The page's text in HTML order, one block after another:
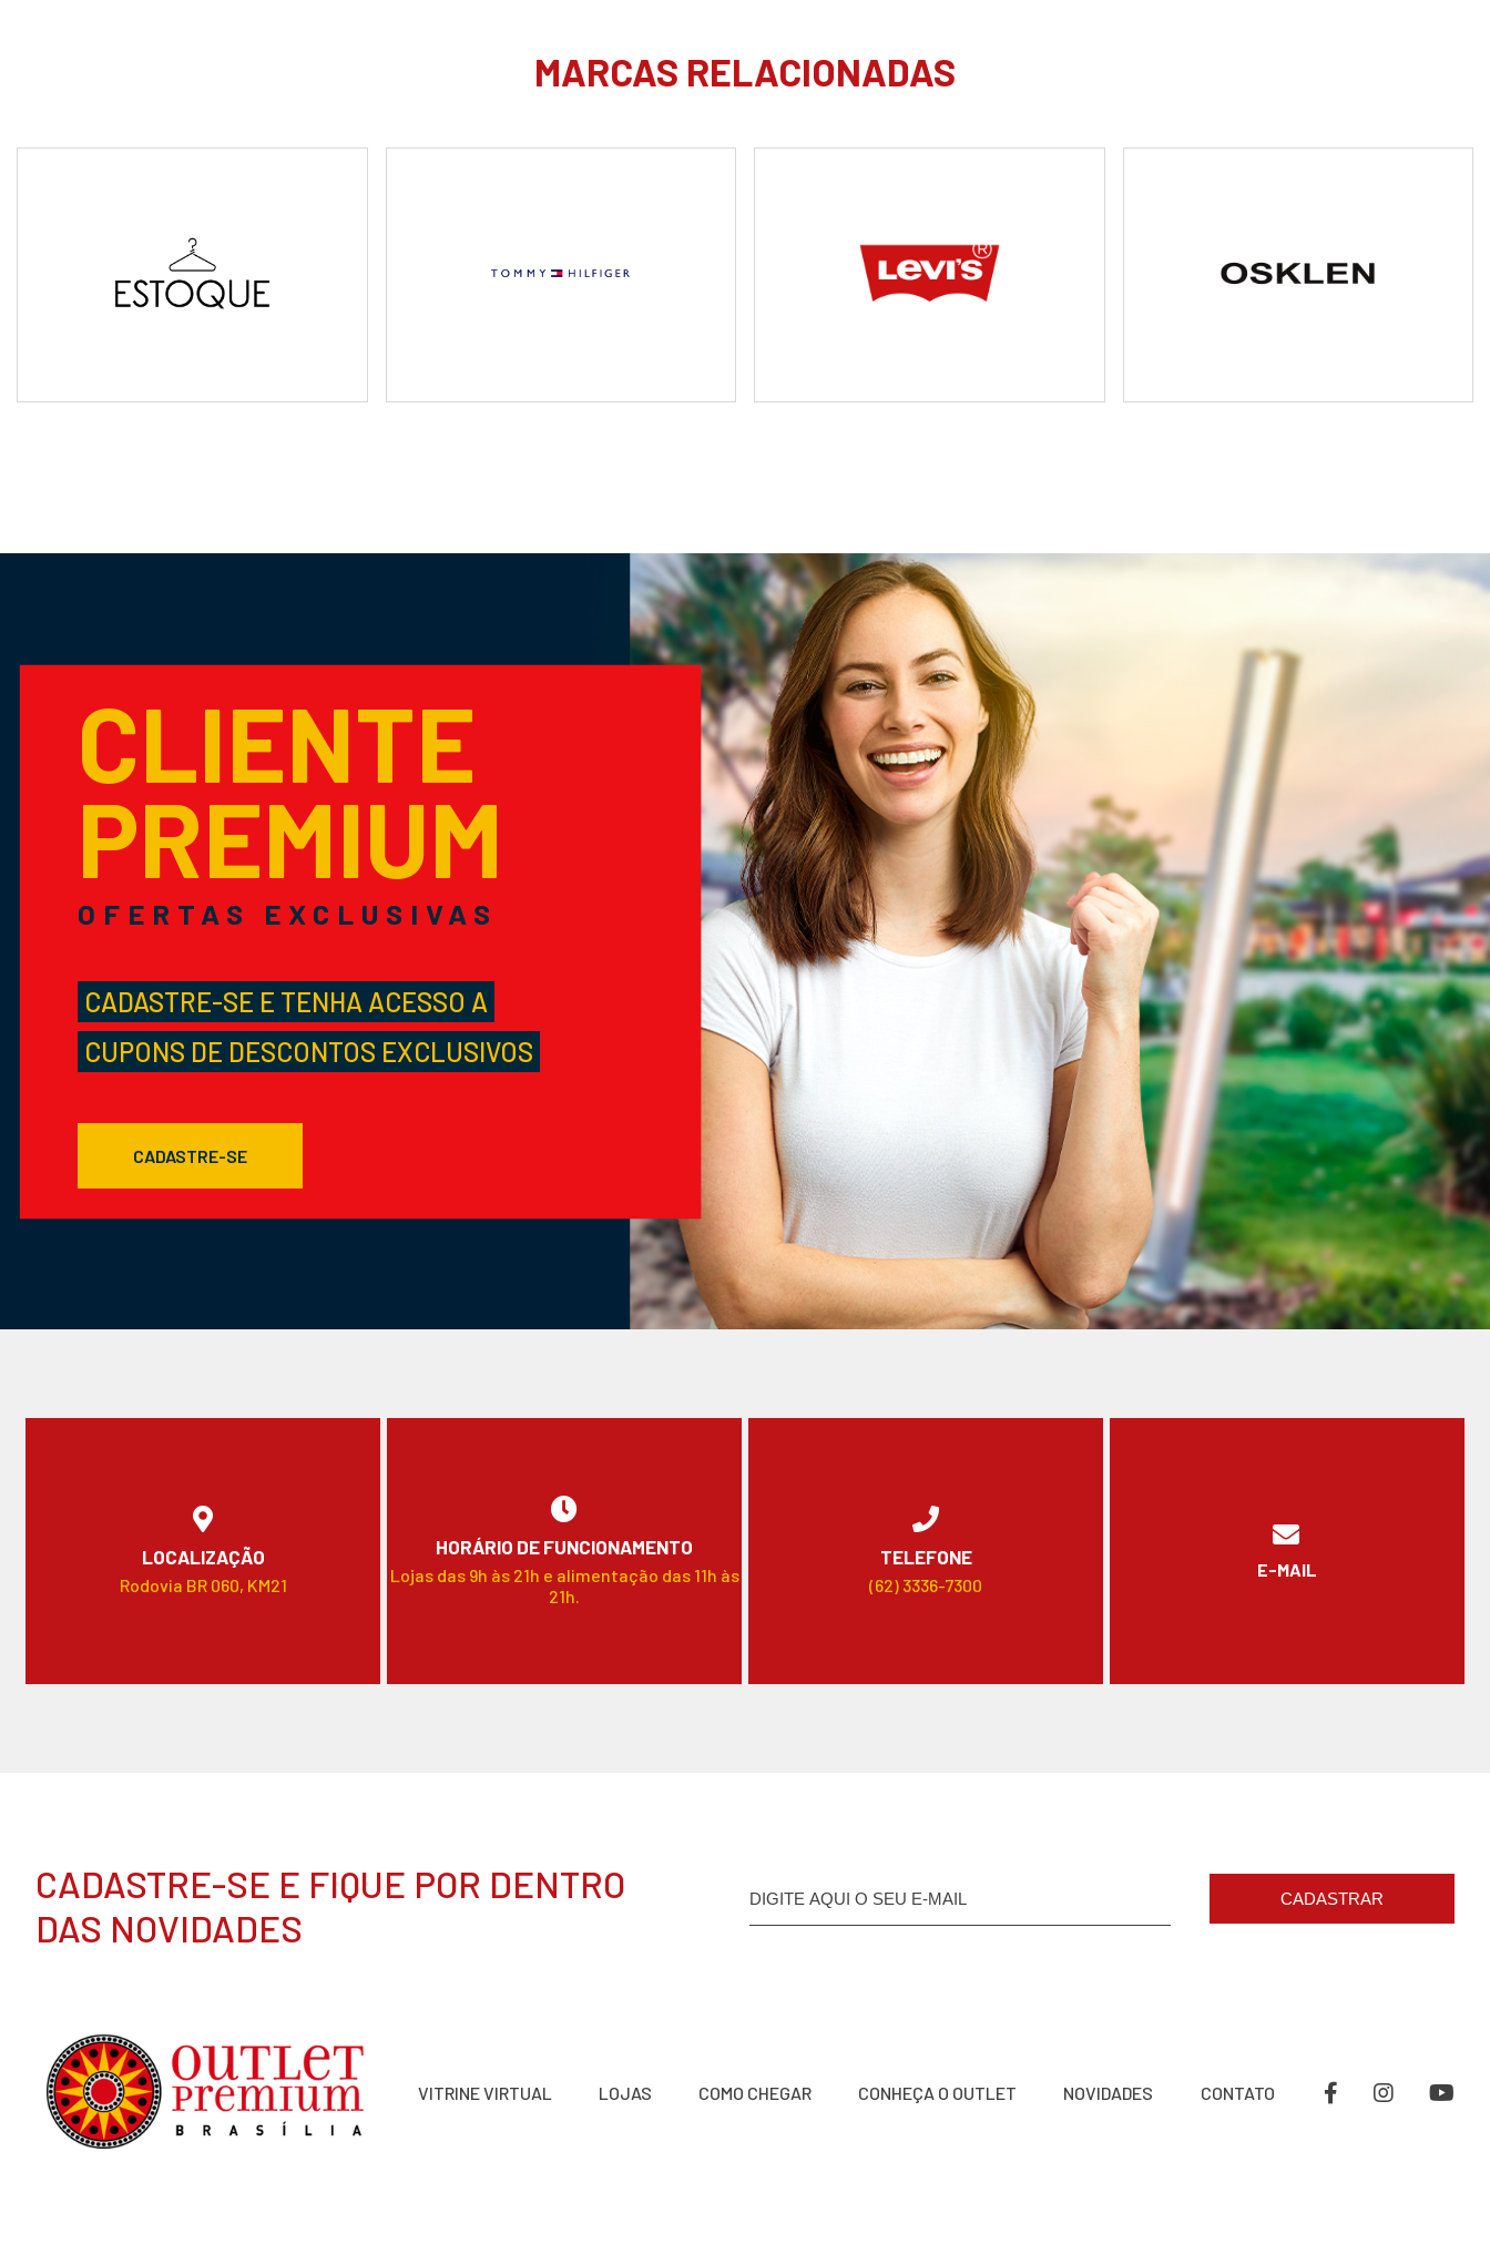
MARCAS RELACIONADAS
CLIENTE
PREMIUM
OFERTAS EXCLUSIVAS
CADASTRE-SE E TENHA ACESSO A
CUPONS DE DESCONTOS EXCLUSIVOS
CADASTRE-SE
LOCALIZAÇÃO
Rodovia BR 060, KM21
HORÁRIO DE FUNCIONAMENTO
Lojas das 9h às 21h e alimentação das 11h às
21h.
TELEFONE
(62) 3336-7300
E-MAIL
CADASTRE-SE E FIQUE POR DENTRO
DAS NOVIDADES
CADASTRAR
VITRINE VIRTUAL LOJAS COMO CHEGAR CONHEÇA O OUTLET NOVIDADES CONTATO